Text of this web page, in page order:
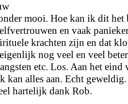
mooi. Hoe kan ik dit het
en vaak
krachten zijn en dat
nog veel en veel
etc. Los. Aan het
kan alles aan. Echt
hartelijk dank Rob.